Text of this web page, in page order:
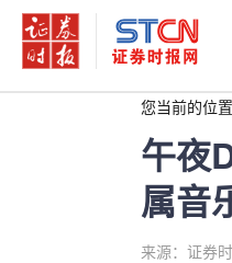
您当前的位置
午夜
属音
来源：证券